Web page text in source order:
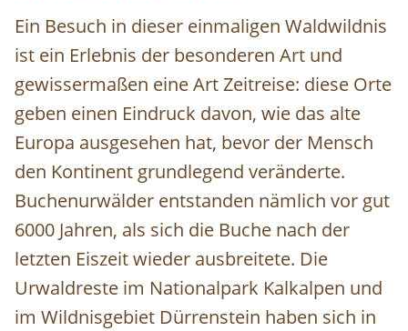
Ein Besuch in dieser einmaligen Waldwildnis
ist ein Erlebnis der besonderen Art und
gewissermaßen eine Art Zeitreise: diese Orte
geben einen Eindruck davon, wie das alte
Europa ausgesehen hat, bevor der Mensch
den Kontinent grundlegend veränderte.
Buchenurwälder entstanden nämlich vor gut
6000 Jahren, als sich die Buche nach der
letzten Eiszeit wieder ausbreitete. Die
Urwaldreste im Nationalpark Kalkalpen und
im Wildnisgebiet Dürrenstein haben sich in